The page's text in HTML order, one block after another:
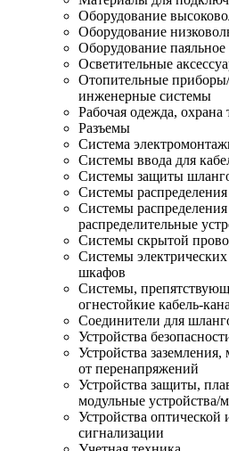
Оборудование
Оборудование
Оборудование паяльное
Осветительные
Отопительные
инженерные системы
Рабочая одежда, охрана
Разъемы
Система
Системы ввода для
Системы защиты
Системы
Системы
распределительные
Системы скрытой
Системы
шкафов
Системы,
огнестойкие кабель-
Соединители для
Устройства
Устройства
от перенапряжений
Устройства защиты,
модульные устройства/
Устройства оптической
сигнализации